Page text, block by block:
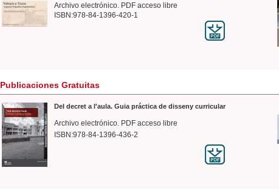
Archivo electrónico. PDF acceso libre
ISBN:978-84-1396-420-1
Publicaciones Gratuitas
Del decret a l'aula. Guia práctica de disseny curricular
Archivo electrónico. PDF acceso libre
ISBN:978-84-1396-436-2